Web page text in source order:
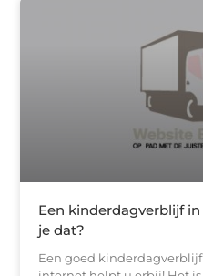
Een kinderdagverblijf
je dat?
Een goed